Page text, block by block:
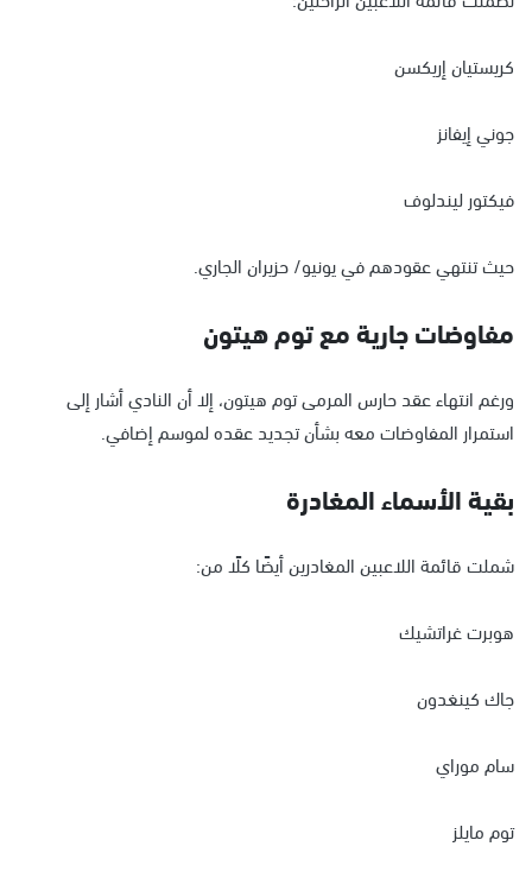
كريستيان إريكسن
جوني إيفانز
فيكتور ليندلوف
حيث تنتهي عقودهم في يونيو/ حزيران الجاري.
مفاوضات جارية مع توم هيتون
ورغم انتهاء عقد حارس المرمى توم هيتون، إلا أن النادي أشار إلى
استمرار المفاوضات معه بشأن تجديد عقده لموسم إضافي.
بقية الأسماء المغادرة
شملت قائمة اللاعبين المغادرين أيضًا كلًا من:
هوبرت غراتشيك
جاك كينغدون
سام موراي
توم مايلز